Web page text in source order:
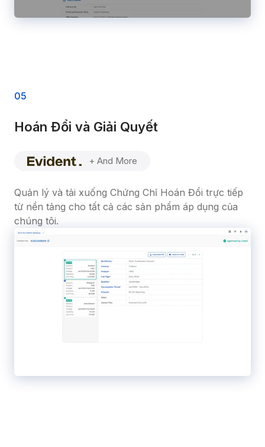
05
Hoán Đổi và Giải Quyết
+ And More
Quản lý và tải xuống Chứng Chỉ Hoán Đổi trực tiếp
từ nền tảng cho tất cả các sản phẩm áp dụng của
chúng tôi.